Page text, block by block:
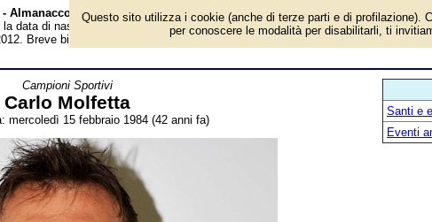
Almanacco
data di nascita, età, dove è nato, cosa ha fatto Carlo Molfetta, campione
Breve biografia. Voce dell'Almanacco.
Campioni Sportivi
Carlo Molfetta
mercoledì 15 febbraio 1984 (42 anni fa)
Santi e
Eventi
Questo sito utilizza i cookie (anche di terze parti e di profilazione).
per conoscere le modalità per disabilitarli, ti